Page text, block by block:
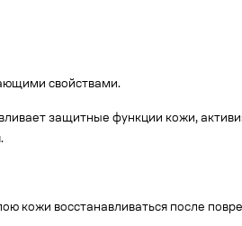
свойствами.
защитные функции кожи,
кожи восстанавливаться после